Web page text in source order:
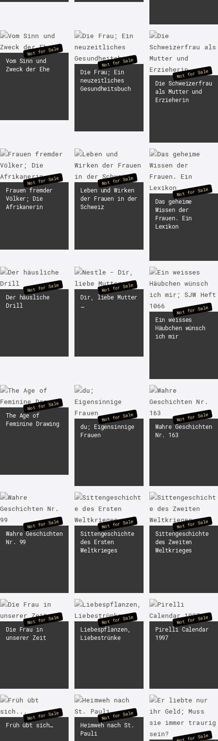
Vom Sinn und
Zweck der Ehe
Not for Sale
Die Frau; Ein
neuzeitliches
Gesundheitsbuch
Not for Sale
Die Schweizerfrau
als Mutter und
Erzieherin
Not for Sale
Frauen fremder
Völker; Die
Afrikanerin
Not for Sale
Leben und Wirken
der Frauen in der
Schweiz
Not for Sale
Das geheime
Wissen der
Frauen. Ein
Lexikon
Not for Sale
Der häusliche
Drill
Not for Sale
Dir, liebe Mutter
…
Not for Sale
Ein weisses
Häubchen wünsch
ich mir
Not for Sale
The Age of
Feminine Drawing
Not for Sale
du; Eigensinnige
Frauen
Not for Sale
Wahre Geschichten
Nr. 163
Not for Sale
Wahre Geschichten
Nr. 99
Not for Sale
Sittengeschichte
des Ersten
Weltkrieges
Not for Sale
Sittengeschichte
des Zweiten
Weltkrieges
Not for Sale
Die Frau in
unserer Zeit
Not for Sale
Liebespflanzen,
Liebestrünke
Not for Sale
Pirelli Calendar
1997
Not for Sale
Früh übt sich…
Not for Sale
Heimweh nach St.
Pauli
Not for Sale
Not for Sale